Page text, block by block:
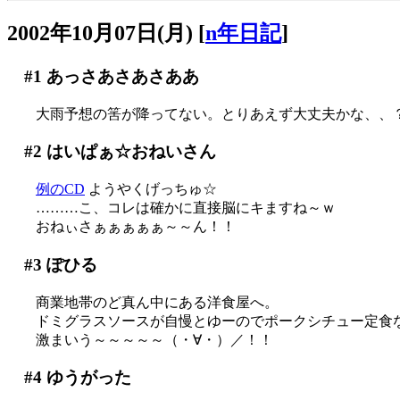
2002年10月07日(月) [n年日記]
#1 あっさあさあさああ
大雨予想の筈が降ってない。とりあえず大丈夫かな、、
#2 はいぱぁ☆おねいさん
例のCD ようやくげっちゅ☆
………こ、コレは確かに直接脳にキますね～ｗ
おねぃさぁぁぁぁぁ～～ん！！
#3 ぽひる
商業地帯のど真ん中にある洋食屋へ。
ドミグラスソースが自慢とゆーのでポークシチュー定食
激まいう～～～～～（・∀・）／！！
#4ゆうがった